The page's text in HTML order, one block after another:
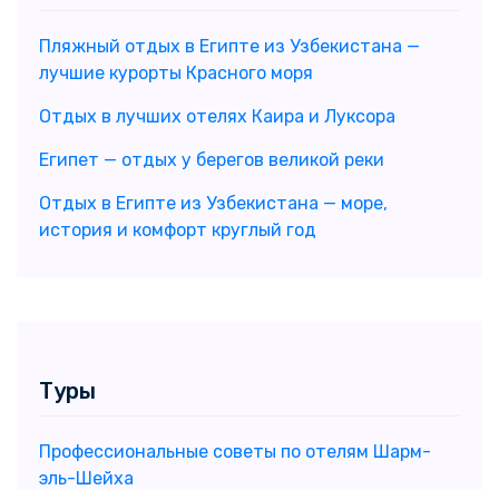
Пляжный отдых в Египте из Узбекистана —
лучшие курорты Красного моря
Отдых в лучших отелях Каира и Луксора
Египет — отдых у берегов великой реки
Отдых в Египте из Узбекистана — море,
история и комфорт круглый год
Туры
Профессиональные советы по отелям Шарм-
эль-Шейха